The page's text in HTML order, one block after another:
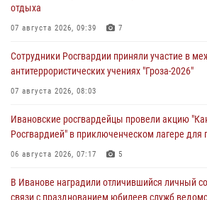
отдыха
07 августа 2026, 09:39 7
Сотрудники Росгвардии приняли участие в
антитеррористических учениях "Гроза-2026"
07 августа 2026, 08:03
Ивановские росгвардейцы провели акцию
Росгвардией" в приключенческом лагере для
06 августа 2026, 07:17 5
В Иванове наградили отличившийся личный
связи с празднованием юбилеев служб